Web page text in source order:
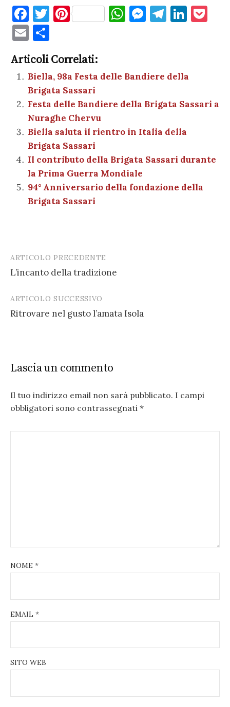
F
a
c
e
b
o
o
k
T
te
r
Pi
es
t
W
A
p
p
M
g
er
T
a
m
Li
dI
E
m
ai
l
n
di
vi
di
Articoli Correlati:
Biella, 98a Festa delle Bandiere della
Brigata Sassari
Festa delle Bandiere della Brigata Sassari a
Nuraghe Chervu
Biella saluta il rientro in Italia della
Brigata Sassari
Il contributo della Brigata Sassari durante
la Prima Guerra Mondiale
94° Anniversario della fondazione della
Brigata Sassari
Post
navigation
ARTICOLO PRECEDENTE
L’incanto della tradizione
ARTICOLO SUCCESSIVO
Ritrovare nel gusto l’amata Isola
Lascia un commento
Il tuo indirizzo email non sarà pubblicato. I campi
obbligatori sono contrassegnati *
NOME *
EMAIL *
SITO WEB